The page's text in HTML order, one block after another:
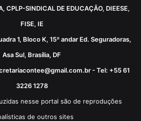
CPLP-SINDICAL DE EDUCAÇÃO, DIEESE,
FISE, IE
1, Bloco K, 15º andar Ed. Seguradoras,
Asa Sul, Brasília, DF
- Tel: +55 61
3226 1278
nesse portal são de reproduções
de outros sites